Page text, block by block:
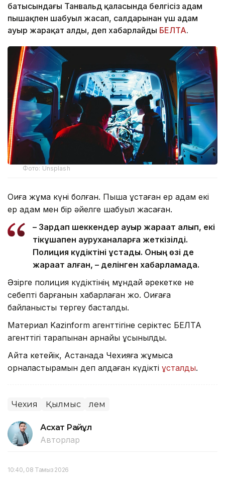
батысындағы Танвальд қаласында белгісіз адам
пышақпен шабуыл жасап, салдарынан үш адам
ауыр жарақат алды, деп хабарлайды БЕЛТА.
Фото: Unsplash
Оқиға жұма күні болған. Пышақ ұстаған ер адам екі
ер адам мен бір әйелге шабуыл жасаған.
– Зардап шеккендер ауыр жарақат алып, екі
тікұшақпен ауруханаларға жеткізілді.
Полиция күдіктіні ұстады. Оның өзі де
жарақат алған, – делінген хабарламада.
Әзірге полиция күдіктінің мұндай әрекетке не
себепті барғанын хабарлаған жоқ. Оқиғаға
байланысты тергеу басталды.
Материал Kazinform агенттігіне серіктес БЕЛТА
агенттігі тарапынан арнайы ұсынылды.
Айта кетейік, Астанада Чехияға жұмысқа
орналастырамын деп алдаған күдікті ұсталды.
Чехия Қылмыс Әлем
Асхат Райқұл
Авторлар
10:40, 08 Тамыз 2026